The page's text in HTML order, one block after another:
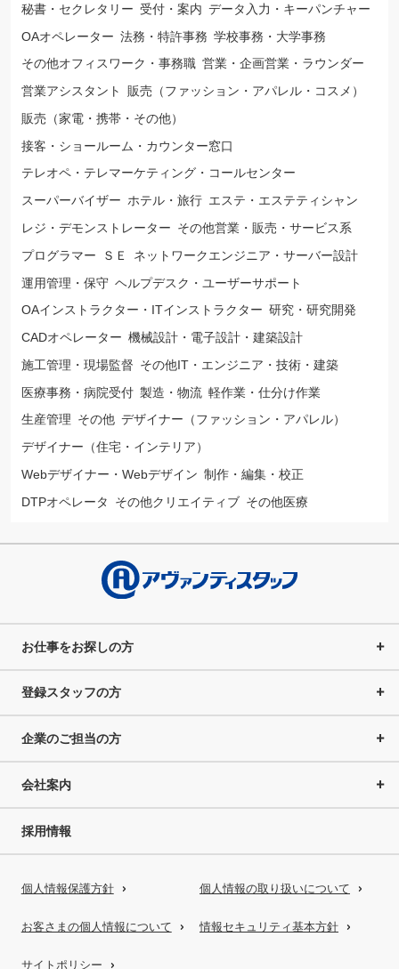
秘書・セクレタリー 受付・案内 データ入力・キーパンチャー
OAオペレーター 法務・特許事務 学校事務・大学事務
その他オフィスワーク・事務職 営業・企画営業・ラウンダー
営業アシスタント
販売（ファッション・アパレル・コスメ）
販売（家電・携帯・その他）
接客・ショールーム・カウンター窓口
テレオペ・テレマーケティング・コールセンター
スーパーバイザー ホテル・旅行 エステ・エステティシャン
レジ・デモンストレーター その他営業・販売・サービス系
プログラマー
ＳＥ
ネットワークエンジニア・サーバー設計
運用管理・保守 ヘルプデスク・ユーザーサポート
OAインストラクター・ITインストラクター 研究・研究開発
CADオペレーター 機械設計・電子設計・建築設計
施工管理・現場監督 その他IT・エンジニア・技術・建築
医療事務・病院受付 製造・物流 軽作業・仕分け作業
生産管理 その他 デザイナー（ファッション・アパレル）
デザイナー（住宅・インテリア）
Webデザイナー・Webデザイン 制作・編集・校正
DTPオペレータ
その他クリエイティブ その他医療
お仕事をお探しの方
登録スタッフの方
企業のご担当の方
会社案内
採用情報
個人情報保護方針 個人情報の取り扱いについて
お客さまの個人情報について 情報セキュリティ基本方針
サイトポリシー